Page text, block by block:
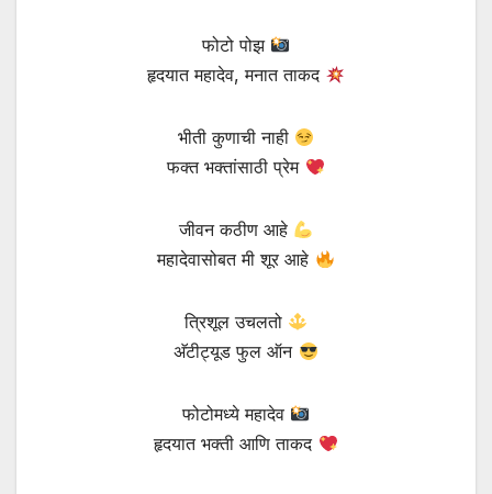
फोटो पोझ
हृदयात महादेव, मनात ताकद
भीती कुणाची नाही
फक्त भक्तांसाठी प्रेम
जीवन कठीण आहे
महादेवासोबत मी शूर आहे
त्रिशूल उचलतो
अ‍ॅटीट्यूड फुल ऑन
फोटोमध्ये महादेव
हृदयात भक्ती आणि ताकद